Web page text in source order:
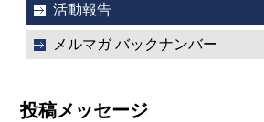
活動報告
メルマガ バックナンバー
投稿メッセージ